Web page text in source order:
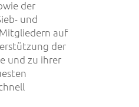
der
und
auf
der
und zu ihrer